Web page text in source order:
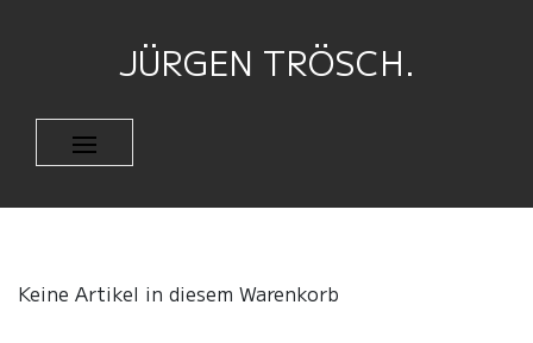
JÜRGEN TRÖSCH.
Keine Artikel in diesem Warenkorb